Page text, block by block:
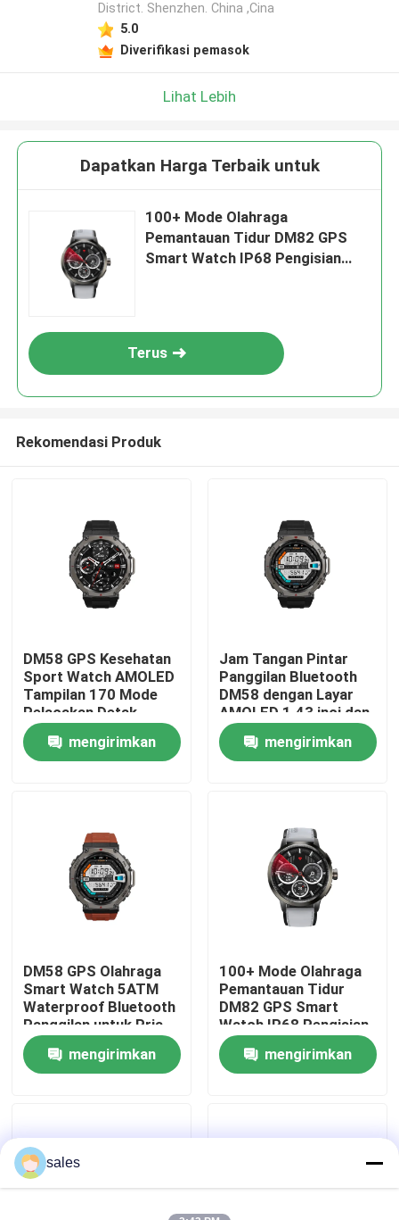
Rumah
Produk
Tentang kita
Kontrol kualitas
Hubungi kami
Jam Tangan Cerdas Olahraga
Jam Tangan Pintar GPS
District. Shenzhen. China ,Cina
5.0
Diverifikasi pemasok
Lihat Lebih
Dapatkan Harga Terbaik untuk
100+ Mode Olahraga
Pemantauan Tidur DM82 GPS
Smart Watch IP68 Pengisian
Terus
Rekomendasi Produk
DM58 GPS Kesehatan
Sport Watch AMOLED
Tampilan 170 Mode
Pelacakan Detak
Jantung
mengirimkan
Jam Tangan Pintar
Panggilan Bluetooth
DM58 dengan Layar
AMOLED 1.43 inci dan
Tahan Air 5ATM
mengirimkan
DM58 GPS Olahraga
Smart Watch 5ATM
Waterproof Bluetooth
Panggilan untuk Pria
Wanita
mengirimkan
100+ Mode Olahraga
Pemantauan Tidur
DM82 GPS Smart
Watch IP68 Pengisian
Magnetik
mengirimkan
sales